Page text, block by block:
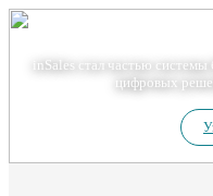
inSales стал частью
цифровых